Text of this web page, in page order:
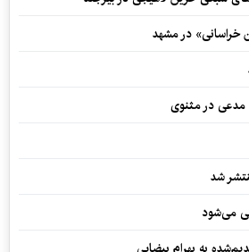
خراسانی» در مشهد
مدعی در مثنوی
شد
می‌شود